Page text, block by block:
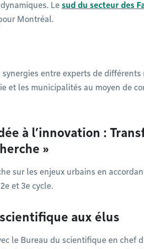
Le sud du secteur des
Montréal.
synergies entre experts de
et les municipalités au moyen de
à l’innovation :
»
sur les enjeux urbains en
et 3e cycle.
aux élus
le Bureau du scientifique en chef